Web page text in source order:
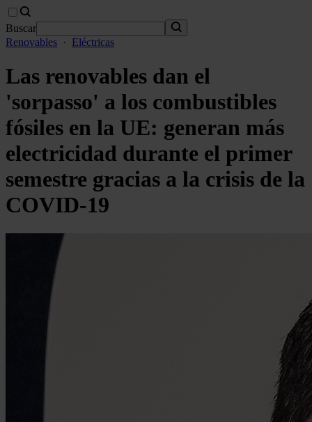
Buscar
Renovables · Eléctricas
Las renovables dan el
'sorpasso' a los combustibles
fósiles en la UE: generan más
electricidad durante el primer
semestre gracias a la crisis de la
COVID-19